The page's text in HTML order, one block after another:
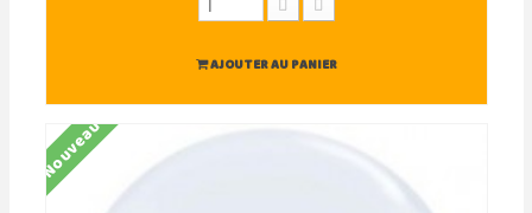
AJOUTER AU PANIER
Nouveau